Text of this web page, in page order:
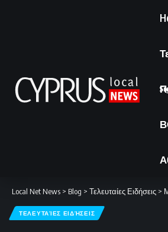
Local Net News > Blog > Τελευταίες Ειδήσεις >
ΤΕΛΕΥΤΑΊΕΣ ΕΙΔΉΣΕΙΣ